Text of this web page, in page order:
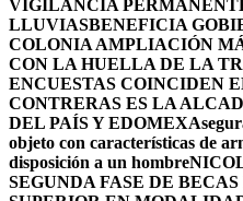
VIGILANCIA
LLUVIASBENEFICIA
COLONIA AMPLIACIÓN
CON LA HUELLA DE LA
ENCUESTAS COINCIDEN
CONTRERAS ES LA
DEL PAÍS Y EDOMEX
objeto con características de
disposición a un hombre
SEGUNDA FASE DE